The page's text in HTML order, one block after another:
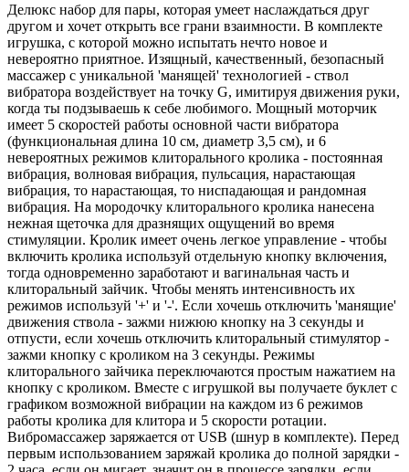
Делюкс набор для пары, которая умеет наслаждаться друг
другом и хочет открыть все грани взаимности. В комплекте
игрушка, с которой можно испытать нечто новое и
невероятно приятное. Изящный, качественный, безопасный
массажер с уникальной 'манящей' технологией - ствол
вибратора воздействует на точку G, имитируя движения руки,
когда ты подзываешь к себе любимого. Мощный моторчик
имеет 5 скоростей работы основной части вибратора
(функциональная длина 10 см, диаметр 3,5 см), и 6
невероятных режимов клиторального кролика - постоянная
вибрация, волновая вибрация, пульсация, нарастающая
вибрация, то нарастающая, то ниспадающая и рандомная
вибрация. На мородочку клиторального кролика нанесена
нежная щеточка для дразнящих ощущений во время
стимуляции. Кролик имеет очень легкое управление - чтобы
включить кролика используй отдельную кнопку включения,
тогда одновременно заработают и вагинальная часть и
клиторальный зайчик. Чтобы менять интенсивность их
режимов используй '+' и '-'. Если хочешь отключить 'манящие'
движения ствола - зажми нижюю кнопку на 3 секунды и
отпусти, если хочешь отключить клиторальный стимулятор -
зажми кнопку с кроликом на 3 секунды. Режимы
клиторального зайчика переключаются простым нажатием на
кнопку с кроликом. Вместе с игрушкой вы получаете буклет с
графиком возможной вибрации на каждом из 6 режимов
работы кролика для клитора и 5 скорости ротации.
Вибромассажер заряжается от USB (шнур в комплекте). Перед
первым использованием заряжай кролика до полной зарядки -